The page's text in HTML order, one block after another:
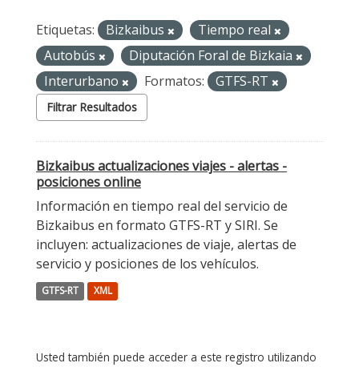
Etiquetas: Bizkaibus
Tiempo real
Autobús
Diputación Foral de Bizkaia
Interurbano
Formatos: GTFS-RT
Filtrar Resultados
Bizkaibus actualizaciones viajes - alertas -
posiciones online
Información en tiempo real del servicio de
Bizkaibus en formato GTFS-RT y SIRI. Se
incluyen: actualizaciones de viaje, alertas de
servicio y posiciones de los vehículos.
GTFS-RT XML
Usted también puede acceder a este registro utilizando